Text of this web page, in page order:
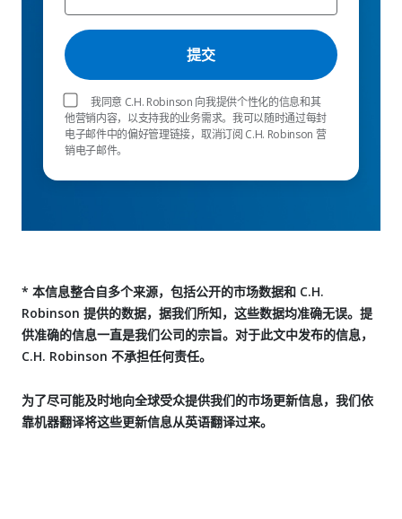
我同意 C.H. Robinson 向我提供个性化的信息和其
他营销内容，以支持我的业务需求。我可以随时通过每封
电子邮件中的偏好管理链接，取消订阅 C.H. Robinson 营
销电子邮件。
* 本信息整合自多个来源，包括公开的市场数据和 C.H.
Robinson 提供的数据，据我们所知，这些数据均准确无误。提
供准确的信息一直是我们公司的宗旨。对于此文中发布的信息，
C.H. Robinson 不承担任何责任。
为了尽可能及时地向全球受众提供我们的市场更新信息，我们依
靠机器翻译将这些更新信息从英语翻译过来。